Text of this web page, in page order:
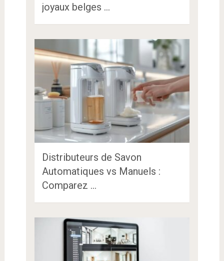
joyaux belges …
Distributeurs de Savon
Automatiques vs Manuels :
Comparez …